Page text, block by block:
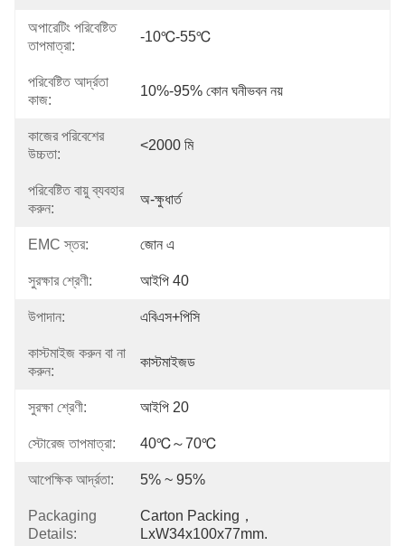
অপারেটিং পরিবেষ্টিত
তাপমাত্রা:
-10℃-55℃
পরিবেষ্টিত আর্দ্রতা
কাজ:
10%-95% কোন ঘনীভবন নয়
কাজের পরিবেশের
উচ্চতা:
<2000 মি
পরিবেষ্টিত বায়ু ব্যবহার
করুন:
অ-ক্ষুধার্ত
EMC স্তর: জোন এ
সুরক্ষার শ্রেণী: আইপি 40
উপাদান: এবিএস+পিসি
কাস্টমাইজ করুন বা না
করুন:
কাস্টমাইজড
সুরক্ষা শ্রেণী: আইপি 20
স্টোরেজ তাপমাত্রা: 40℃～70℃
আপেক্ষিক আর্দ্রতা: 5% ~ 95%
Packaging
Details:
Carton Packing，
LxW34x100x77mm.